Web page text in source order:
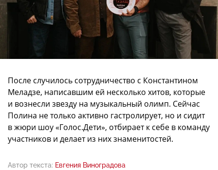
После случилось сотрудничество с Константином
Меладзе, написавшим ей несколько хитов, которые
и вознесли звезду на музыкальный олимп. Сейчас
Полина не только активно гастролирует, но и сидит
в жюри шоу «Голос.Дети», отбирает к себе в команду
участников и делает из них знаменитостей.
Автор текста: Евгения Виноградова